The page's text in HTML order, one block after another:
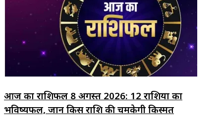
आज का राशिफल 8 अगस्त 2026: 12 राशियों का
भविष्यफल, जानें किस राशि की चमकेगी किस्मत